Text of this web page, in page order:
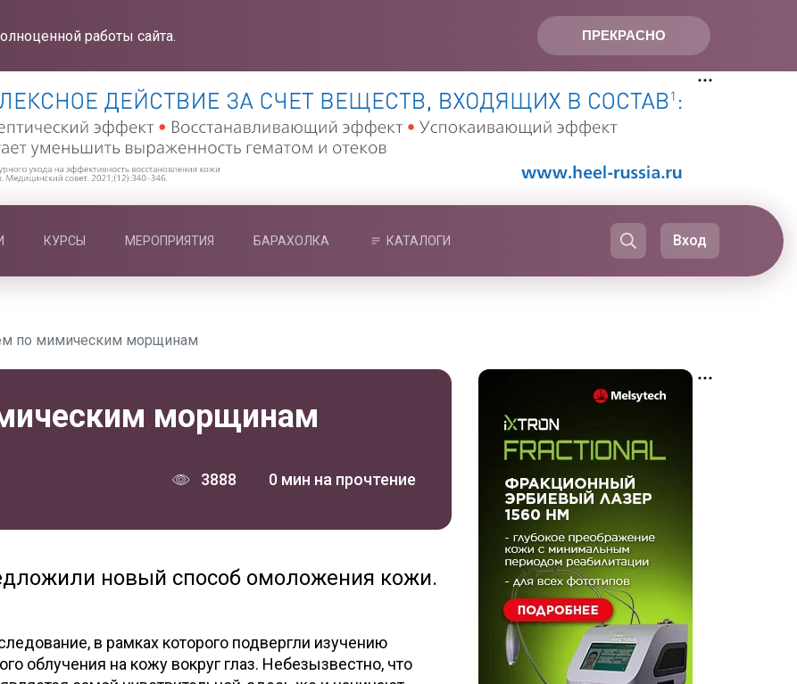
ПРЕКРАСНО
работы сайта.
КУРСЫ МЕРОПРИЯТИЯ БАРАХОЛКА КАТАЛОГИ Вход
по мимическим морщинам
морщинам
3888 0 мин на прочтение
новый способ омоложения кожи.
в рамках которого подвергли изучению
облучения на кожу вокруг глаз. Небезызвестно, что